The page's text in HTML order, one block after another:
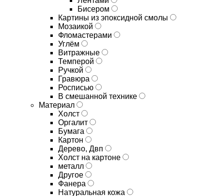
Бисером
Картины из эпоксидной смолы
Мозаикой
Фломастерами
Углём
Витражные
Темперой
Ручкой
Гравюра
Росписью
В смешанной технике
Материал
Холст
Оргалит
Бумага
Картон
Дерево, Двп
Холст на картоне
металл
Другое
Фанера
Натуральная кожа